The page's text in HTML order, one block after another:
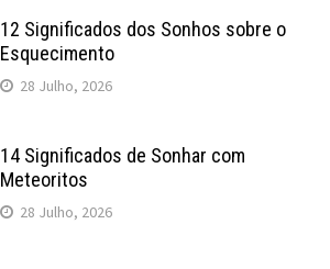
12 Significados dos Sonhos sobre o
Esquecimento
28 Julho, 2026
14 Significados de Sonhar com
Meteoritos
28 Julho, 2026